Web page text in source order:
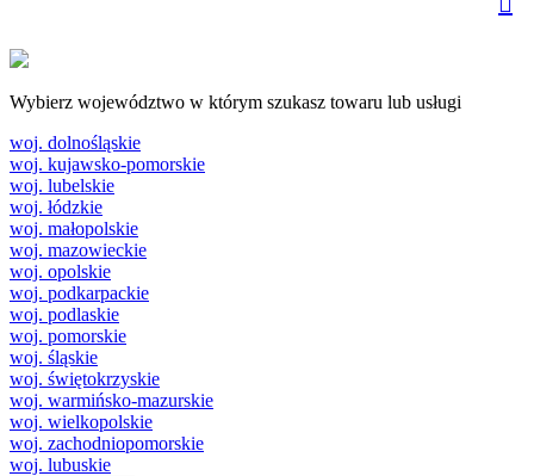
Wybierz województwo w którym szukasz towaru lub usługi
woj. dolnośląskie
woj. kujawsko-pomorskie
woj. lubelskie
woj. łódzkie
woj. małopolskie
woj. mazowieckie
woj. opolskie
woj. podkarpackie
woj. podlaskie
woj. pomorskie
woj. śląskie
woj. świętokrzyskie
woj. warmińsko-mazurskie
woj. wielkopolskie
woj. zachodniopomorskie
woj. lubuskie